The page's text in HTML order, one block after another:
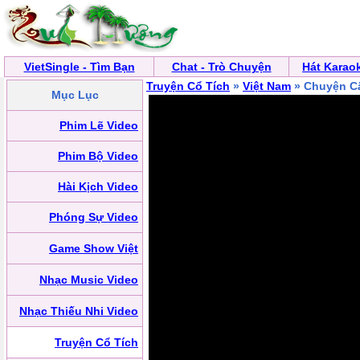
VietSingle - Tìm Bạn Chat - Trò Chuyện Hát
Mục Lục
Phim Lẽ Video
Phim Bộ Video
Hài Kịch Video
Phóng Sự Video
Game Show Việt
Nhạc Music Video
Nhạc Thiếu Nhi Video
Truyện Cổ Tích
Truyện Cổ Tích » Việt Nam » Chuyện